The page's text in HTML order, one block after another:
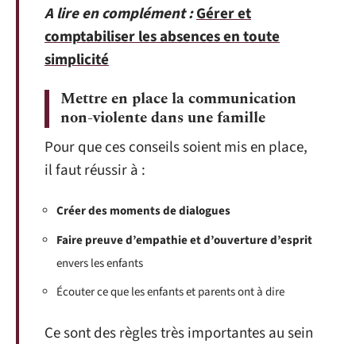
A lire en complément :Gérer et
comptabiliser les absences en toute
simplicité
Mettre en place la communication
non-violente dans une famille
Pour que ces conseils soient mis en place,
il faut réussir à :
Créer des moments de dialogues
Faire preuve d’empathie et d’ouverture d’esprit
envers les enfants
Écouter ce que les enfants et parents ont à dire
Ce sont des règles très importantes au sein